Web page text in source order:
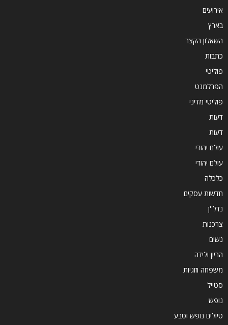
אירועים
בארץ
השאלון הקצר
כתבות
פוליטי
הפרלמנט
פוליטי מדיני
דעות
דעות
עולם יהודי
עולם יהודי
כלכלה
חדשות עסקים
נדל''ן
צרכנות
נשים
הריון ולידה
משפחה וזוגיות
סטייל
נופש
טיולים נופש וטבע